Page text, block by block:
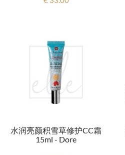
水润亮颜积雪草修护CC霜
15ml - Dore